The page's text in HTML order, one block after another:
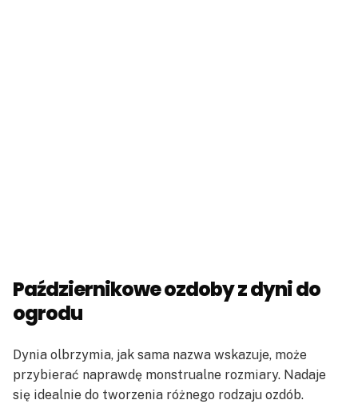
Październikowe ozdoby z dyni do
ogrodu
Dynia olbrzymia, jak sama nazwa wskazuje, może
przybierać naprawdę monstrualne rozmiary. Nadaje
się idealnie do tworzenia różnego rodzaju ozdób.